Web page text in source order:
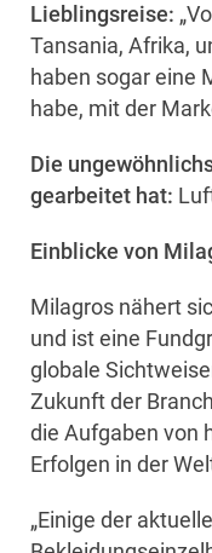
Lieblingsreise:
Tansania, Afrika,
haben sogar eine
habe, mit der
Die
gearbeitet hat:
Einblicke von
Milagros nähert
und ist eine
globale
Zukunft der
die Aufgaben von
Erfolgen in der
„Einige der